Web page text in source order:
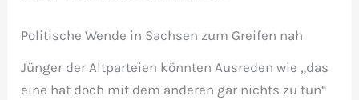
Politische Wende in Sachsen zum Greifen nah
Jünger der Altparteien könnten Ausreden wie „das
eine hat doch mit dem anderen gar nichts zu tun“